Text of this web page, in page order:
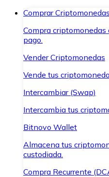
Comprar Criptomonedas
Compra
pago.
Vender Criptomonedas
Vende tus
Intercambiar (Swap)
Intercambia tus
Bitnovo Wallet
Almacena tus
custodiada.
Compra Recurrente